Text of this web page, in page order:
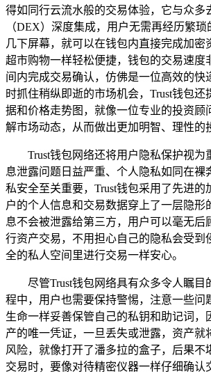
得如同行云流水般的交易体验，它与众多
（DEX）深度集成，用户无需再经历繁
几下屏幕，就可以在钱包内直接完成加密
超市购物一样轻松便捷，钱包的交易速度
间内完成交易确认，仿佛是一位高效的快
时抓住稍纵即逝的市场机会，Trust钱包
据和价格走势图，就像一位专业的投资顾
解市场动态，从而做出更加明智、理性的
Trust钱包网络还将用户隐私保护视为
息泄露问题日益严重、个人隐私如同在裸
私安全至关重要，Trust钱包采用了先进的
户的个人信息和交易数据穿上了一层隐形
息不会被泄露给第三方，用户可以毫无后
行资产交易，不用担心自己的隐私会受到
全的私人空间里进行交易一样安心。
尽管Trust钱包网络具有众多令人瞩目
程中，用户也需要保持警惕，注意一些问
生命一样妥善保管自己的私钥和助记词，
产的唯一凭证，一旦丢失或泄露，资产就
风险，就像打开了潘多拉的盒子，后果不
交易时，要像对待精密仪器一样仔细确认